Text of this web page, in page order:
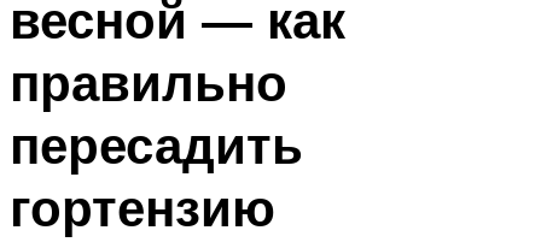
весной — как
правильно
пересадить
гортензию